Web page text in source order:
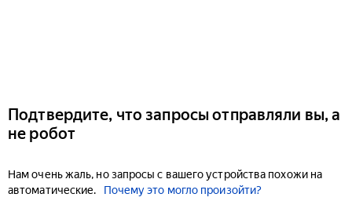
Подтвердите, что запросы отправляли вы, а
не робот
Нам очень жаль, но запросы с вашего устройства похожи на
автоматические.
Почему это могло произойти?